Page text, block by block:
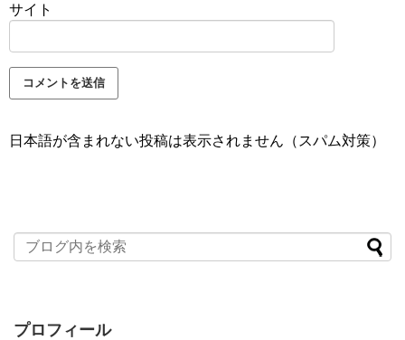
サイト
日本語が含まれない投稿は表示されません（スパム対策）
プロフィール